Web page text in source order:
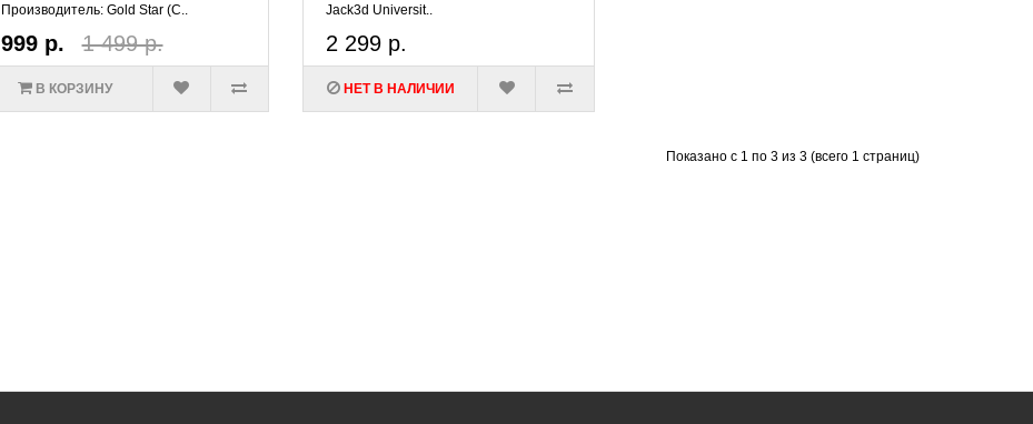
Производитель: Gold Star (С..
999 р. 1 499 р.
В КОРЗИНУ
Jack3d Universit..
2 299 р.
НЕТ В НАЛИЧИИ
Показано с 1 по 3 из 3 (всего 1 страниц)